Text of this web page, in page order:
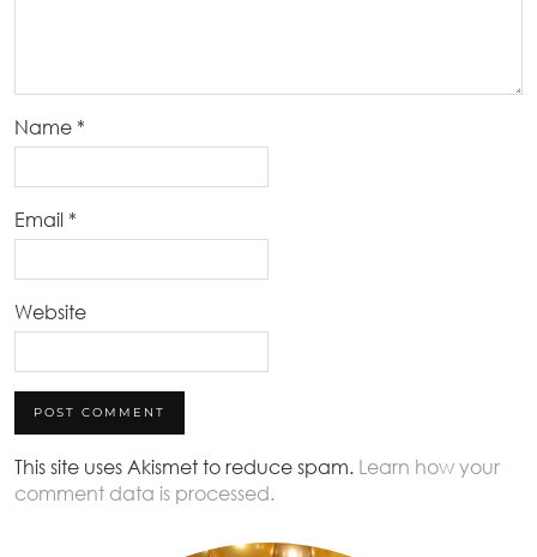
Name *
Email *
Website
This site uses Akismet to reduce spam. Learn how your
comment data is processed.